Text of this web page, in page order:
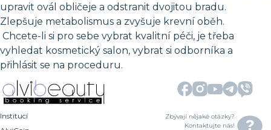
upravit ovál obličeje a odstranit dvojitou bradu.
Zlepšuje metabolismus a zvyšuje krevní oběh.
Chcete-li si pro sebe vybrat kvalitní péči, je třeba
vyhledat kosmetický salon, vybrat si odborníka a
přihlásit se na proceduru.
Institucí
Zbývají nějaké otázky?
Kontaktujte nás!